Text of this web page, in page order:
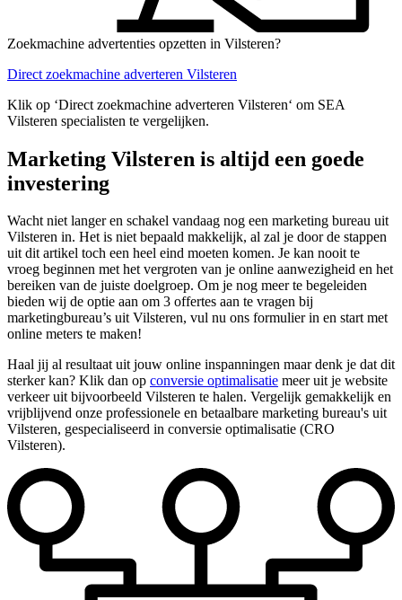
Zoekmachine advertenties opzetten in Vilsteren?
Direct zoekmachine adverteren Vilsteren
Klik op ‘Direct zoekmachine adverteren Vilsteren‘ om SEA
Vilsteren specialisten te vergelijken.
Marketing Vilsteren is altijd een goede
investering
Wacht niet langer en schakel vandaag nog een marketing bureau uit
Vilsteren in. Het is niet bepaald makkelijk, al zal je door de stappen
uit dit artikel toch een heel eind moeten komen. Je kan nooit te
vroeg beginnen met het vergroten van je online aanwezigheid en het
bereiken van de juiste doelgroep. Om je nog meer te begeleiden
bieden wij de optie aan om 3 offertes aan te vragen bij
marketingbureau’s uit Vilsteren, vul nu ons formulier in en start met
online meters te maken!
Haal jij al resultaat uit jouw online inspanningen maar denk je dat dit
sterker kan? Klik dan op conversie optimalisatie meer uit je website
verkeer uit bijvoorbeeld Vilsteren te halen. Vergelijk gemakkelijk en
vrijblijvend onze professionele en betaalbare marketing bureau's uit
Vilsteren, gespecialiseerd in conversie optimalisatie (CRO
Vilsteren).